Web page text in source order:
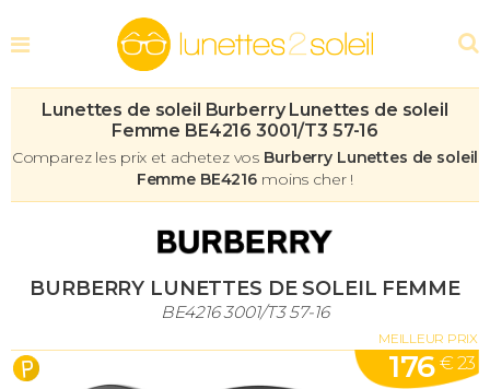
Lunettes de soleil Burberry Lunettes de soleil
Femme BE4216 3001/T3 57-16
Comparez les prix et achetez vos Burberry Lunettes de soleil
Femme BE4216 moins cher !
BURBERRY LUNETTES DE SOLEIL FEMME
BE4216 3001/T3 57-16
MEILLEUR PRIX
176 € 23